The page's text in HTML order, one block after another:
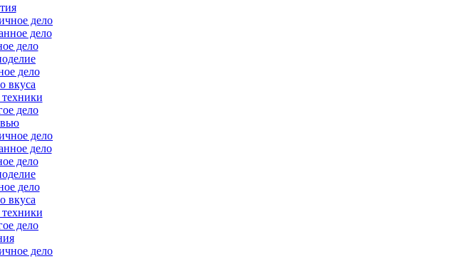
дело
дело
дело
дело
вкуса
дело
дело
дело
дело
дело
вкуса
дело
дело